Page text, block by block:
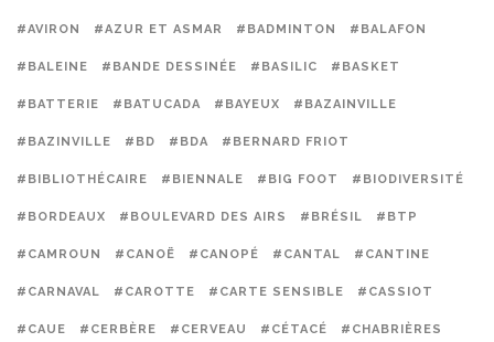
#AVIRON #AZUR ET ASMAR #BADMINTON #BALAFON
#BALEINE #BANDE DESSINÉE #BASILIC #BASKET
#BATTERIE #BATUCADA #BAYEUX #BAZAINVILLE
#BAZINVILLE #BD #BDA #BERNARD FRIOT
#BIBLIOTHÉCAIRE #BIENNALE #BIG FOOT #BIODIVERSITÉ
#BORDEAUX #BOULEVARD DES AIRS #BRÉSIL #BTP
#CAMROUN #CANOË #CANOPÉ #CANTAL #CANTINE
#CARNAVAL #CAROTTE #CARTE SENSIBLE #CASSIOT
#CAUE #CERBÈRE #CERVEAU #CÉTACÉ #CHABRIÈRES